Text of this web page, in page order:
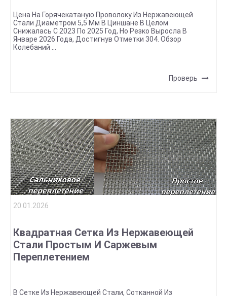
Цена На Горячекатаную Проволоку Из Нержавеющей
Стали Диаметром 5,5 Мм В Циншане В Целом
Снижалась С 2023 По 2025 Год, Но Резко Выросла В
Январе 2026 Года, Достигнув Отметки 304. Обзор
Колебаний ...
Проверь
20.01.2026
Квадратная Сетка Из Нержавеющей
Стали Простым И Саржевым
Переплетением
В Сетке Из Нержавеющей Стали, Сотканной Из